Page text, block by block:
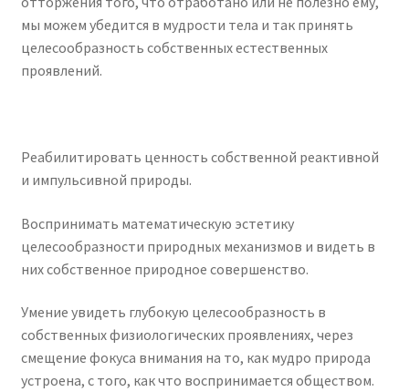
мы можем убедится в мудрости тела и так принять
целесообразность собственных естественных
проявлений.
Реабилитировать ценность собственной реактивной
и импульсивной природы.
Воспринимать математическую эстетику
целесообразности природных механизмов и видеть в
них собственное природное совершенство.
Умение увидеть глубокую целесообразность в
собственных физиологических проявлениях, через
смещение фокуса внимания на то, как мудро природа
устроена, с того, как что воспринимается обществом.